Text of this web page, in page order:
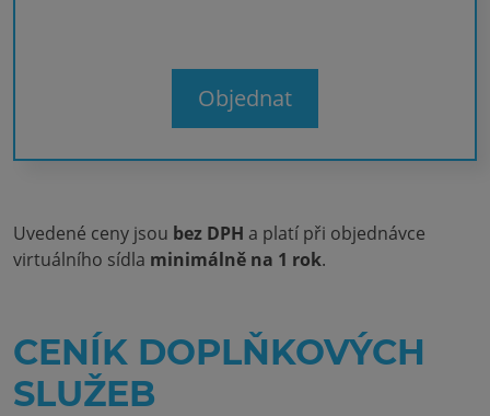
Objednat
Uvedené ceny jsou bez DPH a platí při objednávce
virtuálního sídla minimálně na 1 rok.
CENÍK DOPLŇKOVÝCH
SLUŽEB